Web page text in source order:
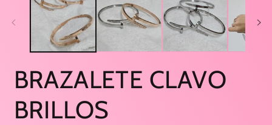
una
BRAZALETE CLAVO
BRILLOS